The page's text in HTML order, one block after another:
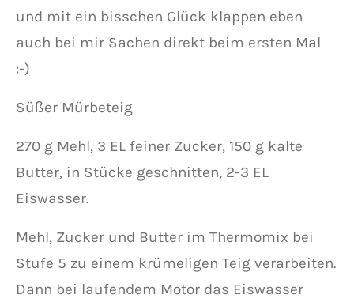
und mit ein bisschen Glück klappen eben
auch bei mir Sachen direkt beim ersten Mal
:-)
Süßer Mürbeteig
270 g Mehl, 3 EL feiner Zucker, 150 g kalte
Butter, in Stücke geschnitten, 2-3 EL
Eiswasser.
Mehl, Zucker und Butter im Thermomix bei
Stufe 5 zu einem krümeligen Teig verarbeiten.
Dann bei laufendem Motor das Eiswasser